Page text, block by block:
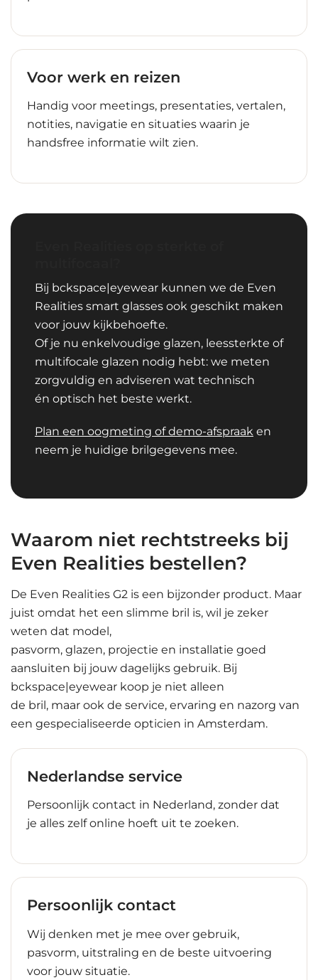
Voor werk en reizen
Handig voor meetings, presentaties, vertalen,
notities, navigatie en situaties waarin je
handsfree informatie wilt zien.
Bij bckspace|eyewear kunnen we de Even
Realities smart glasses ook geschikt maken
voor jouw kijkbehoefte.
Of je nu enkelvoudige glazen, leessterkte of
multifocale glazen nodig hebt: we meten
zorgvuldig en adviseren wat technisch
én optisch het beste werkt.
Plan een oogmeting of demo-afspraak en
neem je huidige brilgegevens mee.
Waarom niet rechtstreeks bij
Even Realities bestellen?
De Even Realities G2 is een bijzonder product. Maar
juist omdat het een slimme bril is, wil je zeker
weten dat model,
pasvorm, glazen, projectie en installatie goed
aansluiten bij jouw dagelijks gebruik. Bij
bckspace|eyewear koop je niet alleen
de bril, maar ook de service, ervaring en nazorg van
een gespecialiseerde opticien in Amsterdam.
Nederlandse service
Persoonlijk contact in Nederland, zonder dat
je alles zelf online hoeft uit te zoeken.
Persoonlijk contact
Wij denken met je mee over gebruik,
pasvorm, uitstraling en de beste uitvoering
voor jouw situatie.